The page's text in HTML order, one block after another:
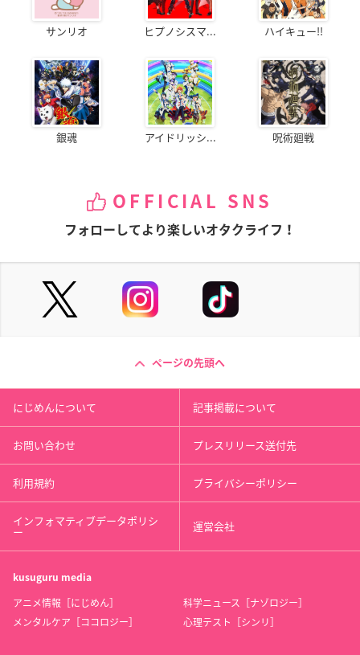
サンリオ ヒプノシスマ... ハイキュー!!
銀魂 アイドリッシ... 呪術廻戦
OFFICIAL SNS
フォローしてより楽しいオタクライフ！
ページの先頭へ
にじめんについて 記事掲載について
お問い合わせ プレスリリース送付先
利用規約 プライバシーポリシー
インフォマティブデータポリシ
ー 運営会社
kusuguru media
アニメ情報［にじめん］
科学ニュース［ナゾロジー］
メンタルケア［ココロジー］
心理テスト［シンリ］